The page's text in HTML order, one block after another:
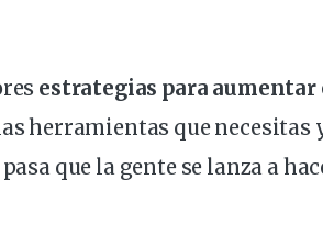
estrategias para
herramientas que necesitas
que la gente se lanza a